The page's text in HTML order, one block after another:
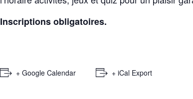
Inscriptions obligatoires.
+ Google Calendar + iCal Export